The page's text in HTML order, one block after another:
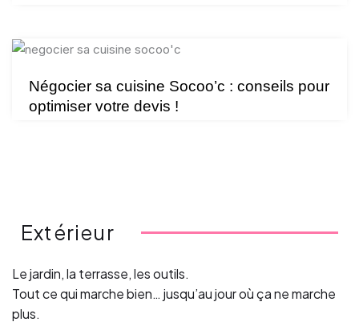
Négocier sa cuisine Socoo’c : conseils pour
optimiser votre devis !
Extérieur
Le jardin, la terrasse, les outils.
Tout ce qui marche bien… jusqu’au jour où ça ne marche
plus.